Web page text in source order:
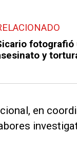
fotografió
y
en